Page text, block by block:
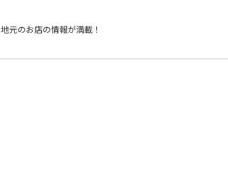
地元のお店の情報が満載！